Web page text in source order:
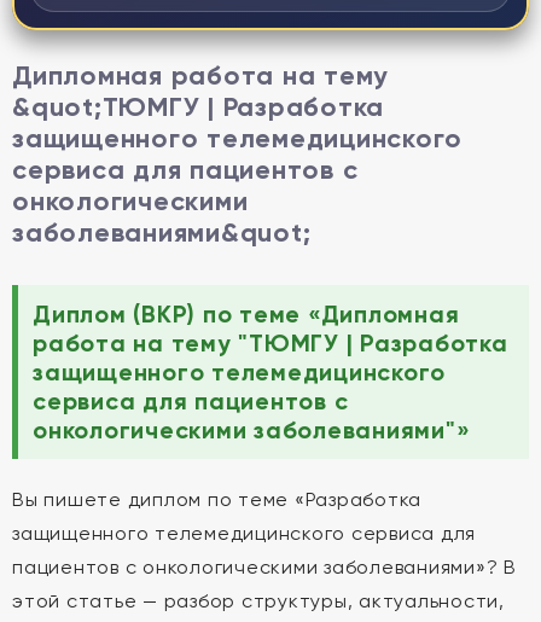
Дипломная работа на тему
&quot;ТЮМГУ | Разработка
защищенного телемедицинского
сервиса для пациентов с
онкологическими
заболеваниями&quot;
Диплом (ВКР) по теме «Дипломная
работа на тему "ТЮМГУ | Разработка
защищенного телемедицинского
сервиса для пациентов с
онкологическими заболеваниями"»
Вы пишете диплом по теме «Разработка
защищенного телемедицинского сервиса для
пациентов с онкологическими заболеваниями»? В
этой статье — разбор структуры, актуальности,